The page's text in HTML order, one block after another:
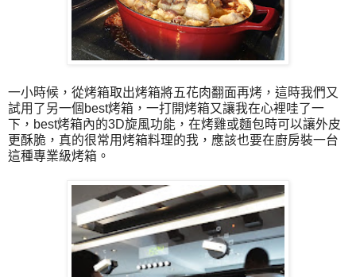
一小時候，從烤箱取出烤箱將五花肉翻面再烤，這時我們又
試用了另一個best烤箱，一打開烤箱又讓我在心裡哇了一
下，best烤箱內的3D旋風功能，在烤雞或麵包時可以讓外皮
更酥脆，真的很常用烤箱料理的我，應該也要在廚房裝一台
這種專業級烤箱。